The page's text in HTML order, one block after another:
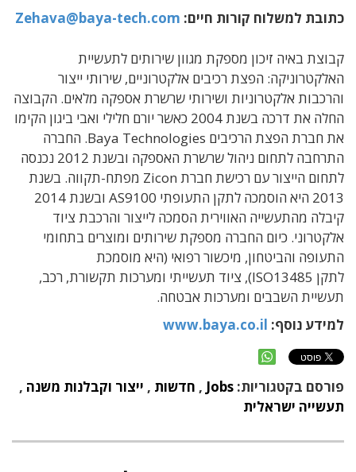
כתובת למשלוח קורות חיים: Zehava@baya-tech.com
קבוצת באיה זיכון מספקת מגוון שירותים לתעשיית
האלקטרוניקה: הפצת רכיבים אלקטרוניים, שירותי ייצור
והרכבות אלקטרוניות ושירותי שרשרת אספקה מלאים. הקבוצה
החלה את דרכה בשנת 2004 כאשר יורם חלילי ואבי ביגון הקימו
את חברת הפצת הרכיבים
Baya Technologies. החברה
התרחבה לתחום ניהול שרשרת האספקה ובשנת 2012 נכנסה
לתחום הייצור עם רכישת חברת Zicon מפתח-תקווה. בשנת
2013 היא הוסמכה לתקן התעופתי AS9100 ובשנת 2014
קיבלה מהתעשייה האווירית הסמכה לייצור והרכבת ציוד
אלקטרוני. כיום החברה מספקת שירותים ומוצרים בתחומי
התעופה והביטחון, מיכשור רפואי (היא מוסמכת
לתקן
ISO13485), ציוד תעשייתי ומערכות תקשורת, רכב,
תעשיית השבבים ומערכות אבטחה.
למידע נוסף: www.baya.co.il
פורסם בקטגוריות: Jobs
, חדשות , ייצור וקבלנות משנה ,
תעשייה ישראלית